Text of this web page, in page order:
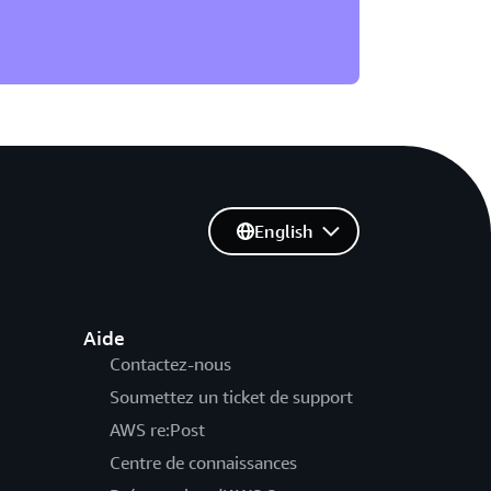
Aide
Contactez-nous
Soumettez un ticket de support
AWS re:Post
Centre de connaissances
English